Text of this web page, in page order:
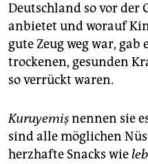
Deutschland so vor der
anbietet und worauf
gute Zeug weg war,
trockenen, gesunden
so verrückt waren.
Kuruyemişnennen sie
sind alle möglichen
herzhafte Snacks wie